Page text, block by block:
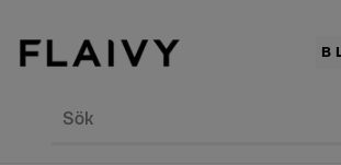
Sök